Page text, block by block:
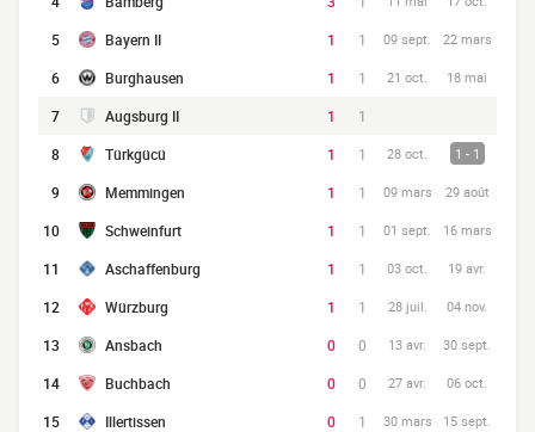
5 Bayern II 1 1 09 sept. 22 mars
6 Burghausen 1 1 21 oct. 18 mai
7 Augsburg II 1
1
8
Türkgücü 1 1 28 oct. 1 - 1
9 Memmingen 1 1 09 mars 29 août
10 Schweinfurt 1 1 01 sept. 16 mars
11 Aschaffenburg 1 1 03 oct. 19 avr.
12 Würzburg 1 1 28 juil. 04 nov.
13 Ansbach 0 0 13 avr. 30 sept.
14 Buchbach 0 0 27 avr. 06 oct.
15 Illertissen 0 1 30 mars 15 sept.